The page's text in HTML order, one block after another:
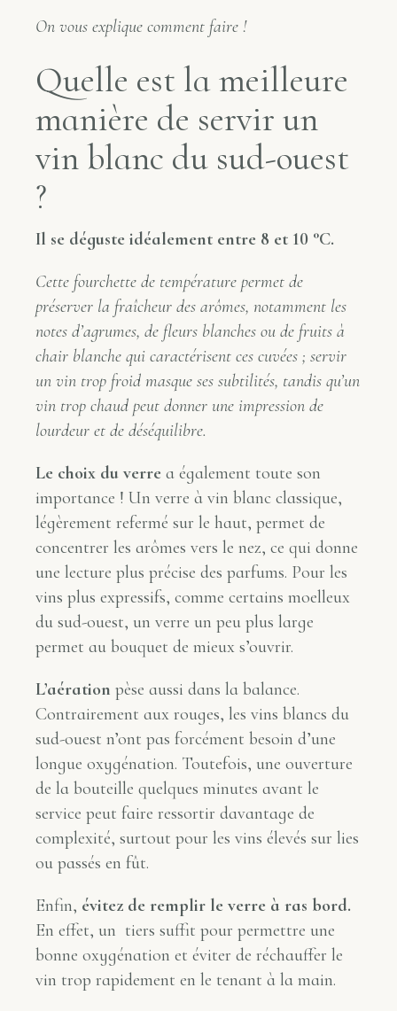
On vous explique comment faire !
Quelle est la meilleure
manière de servir un
vin blanc du sud-ouest
?
Il se déguste idéalement entre 8 et 10 °C.
Cette fourchette de température permet de
préserver la fraîcheur des arômes, notamment les
notes d’agrumes, de fleurs blanches ou de fruits à
chair blanche qui caractérisent ces cuvées ; servir
un vin trop froid masque ses subtilités, tandis qu’un
vin trop chaud peut donner une impression de
lourdeur et de déséquilibre.
Le choix du verre a également toute son
importance ! Un verre à vin blanc classique,
légèrement refermé sur le haut, permet de
concentrer les arômes vers le nez, ce qui donne
une lecture plus précise des parfums. Pour les
vins plus expressifs, comme certains moelleux
du sud-ouest, un verre un peu plus large
permet au bouquet de mieux s’ouvrir.
L’aération pèse aussi dans la balance.
Contrairement aux rouges, les vins blancs du
sud-ouest n’ont pas forcément besoin d’une
longue oxygénation. Toutefois, une ouverture
de la bouteille quelques minutes avant le
service peut faire ressortir davantage de
complexité, surtout pour les vins élevés sur lies
ou passés en fût.
Enfin, évitez de remplir le verre à ras bord.
En effet, un tiers suffit pour permettre une
bonne oxygénation et éviter de réchauffer le
vin trop rapidement en le tenant à la main.